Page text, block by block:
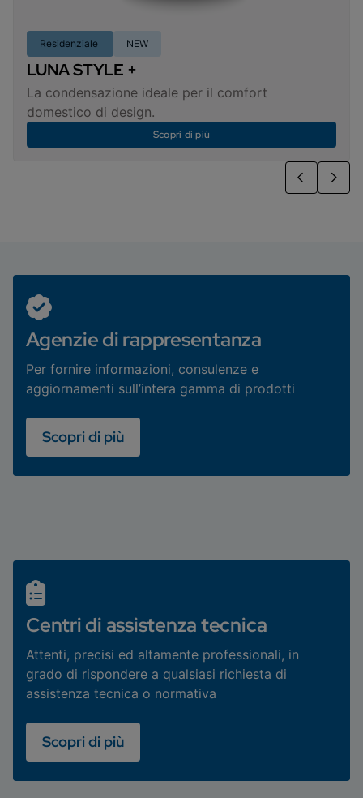
Residenziale NEW
LUNA STYLE +
La condensazione ideale per il comfort
domestico di design.
Scopri di più
Agenzie di rappresentanza
Per fornire informazioni, consulenze e
aggiornamenti sull’intera gamma di prodotti
Scopri di più
Centri di assistenza tecnica
Attenti, precisi ed altamente professionali, in
grado di rispondere a qualsiasi richiesta di
assistenza tecnica o normativa
Scopri di più